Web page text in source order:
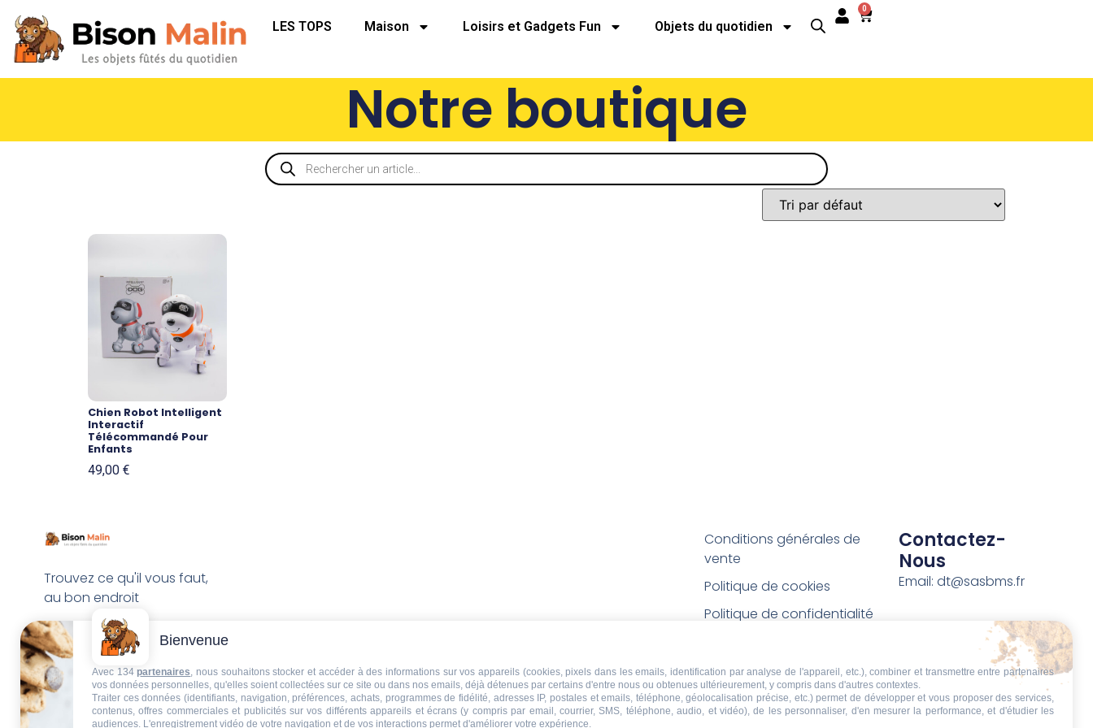
LES TOPS Maison Loisirs et Gadgets Fun Objets du quotidien
0
Notre boutique
Chien Robot Intelligent
Interactif
Télécommandé Pour
Enfants
49,00 €
Trouvez ce qu'il vous faut,
au bon endroit
Conditions générales de
vente
Politique de cookies
Politique de confidentialité
Conditions de retour et de
remboursement
Droit de rétractation
Contactez-
Nous
Email: dt@sasbms.fr
Bienvenue
Avec 134 partenaires, nous souhaitons stocker et accéder à des informations sur vos appareils (cookies, pixels dans les emails, identification par analyse de l'appareil, etc.), combiner et transmettre entre partenaires
vos données personnelles, qu'elles soient collectées sur ce site ou dans nos emails, déjà détenues par certains d'entre nous ou obtenues ultérieurement, y compris dans d'autres contextes.
Traiter ces données (identifiants, navigation, préférences, achats, programmes de fidélité, adresses IP, postales et emails, téléphone, géolocalisation précise, etc.) permet de développer et vous proposer des services,
contenus, offres commerciales et publicités sur vos différents appareils et écrans (y compris par email, courrier, SMS, téléphone, audio, et vidéo), de les personnaliser, d'en mesurer la performance, et d'étudier les
audiences. L'enregistrement vidéo de votre navigation et de vos interactions permet d'améliorer votre expérience.